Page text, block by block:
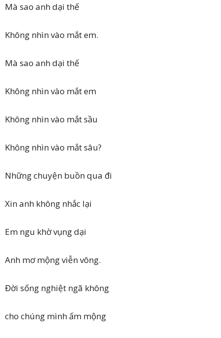
Mà sao anh dại thế
Không nhìn vào mắt em.
Mà sao anh dại thế
Không nhìn vào mắt em
Không nhìn vào mắt sầu
Không nhìn vào mắt sâu?
Những chuyện buồn qua đi
Xin anh không nhắc lại
Em ngu khờ vụng dại
Anh mơ mộng viễn vông.
Đời sống nghiệt ngã không
cho chúng mình ấm mộng